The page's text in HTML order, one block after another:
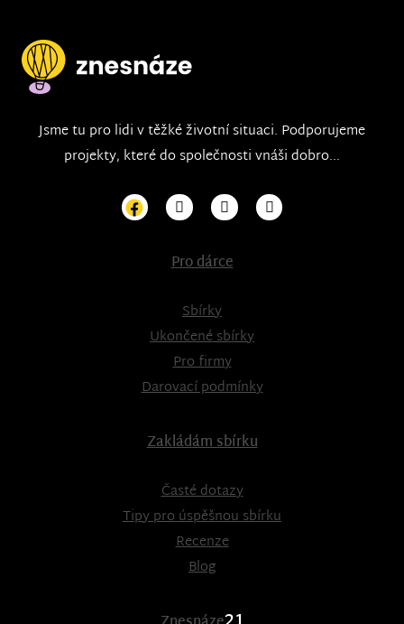
Jsme tu pro lidi v těžké životní situaci. Podporujeme
projekty, které do společnosti vnáši dobro...
Pro dárce
Sbírky
Ukončené sbírky
Pro firmy
Darovací podmínky
Zakládám sbírku
Časté dotazy
Tipy pro úspěšnou sbírku
Recenze
Blog